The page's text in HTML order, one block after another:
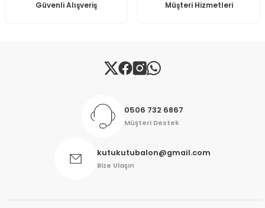
Gönder
Güvenli Alışveriş Müşteri Hizmetleri
0506 732 6867
Müşteri Destek
kutukutubalon@gmail.com
Bize Ulaşın